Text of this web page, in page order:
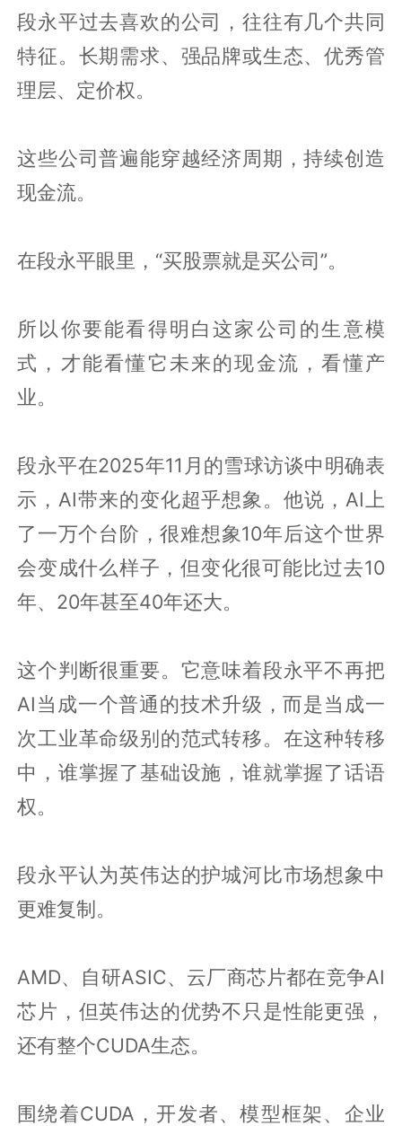
段永平过去喜欢的公司，往往有几个共同
特征。长期需求、强品牌或生态、优秀管
理层、定价权。
这些公司普遍能穿越经济周期，持续创造
现金流。
在段永平眼里，“买股票就是买公司”。
所以你要能看得明白这家公司的生意模
式，才能看懂它未来的现金流，看懂产
业。
段永平在2025年11月的雪球访谈中明确表
示，AI带来的变化超乎想象。他说，AI上
了一万个台阶，很难想象10年后这个世界
会变成什么样子，但变化很可能比过去10
年、20年甚至40年还大。
这个判断很重要。它意味着段永平不再把
AI当成一个普通的技术升级，而是当成一
次工业革命级别的范式转移。在这种转移
中，谁掌握了基础设施，谁就掌握了话语
权。
段永平认为英伟达的护城河比市场想象中
更难复制。
AMD、自研ASIC、云厂商芯片都在竞争AI
芯片，但英伟达的优势不只是性能更强，
还有整个CUDA生态。
围绕着CUDA，开发者、模型框架、企业